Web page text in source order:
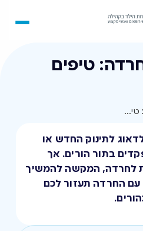
טיפים
להתמודד עם חרדה: טיפים להורים
לתינוק החדש או
בתור הורים. אך
לחרדה, המקשה להמשיך
החרדה תעזור לכם